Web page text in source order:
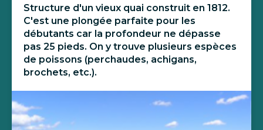
Structure d'un vieux quai construit en 1812.
C'est une plongée parfaite pour les
débutants car la profondeur ne dépasse
pas 25 pieds. On y trouve plusieurs espèces
de poissons (perchaudes, achigans,
brochets, etc.).